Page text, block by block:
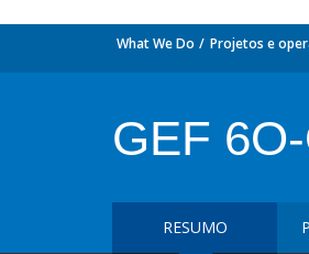
What We Do Projetos e
GEF
RESUMO